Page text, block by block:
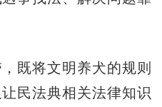
将文明养犬的规则
民法典相关法律知识